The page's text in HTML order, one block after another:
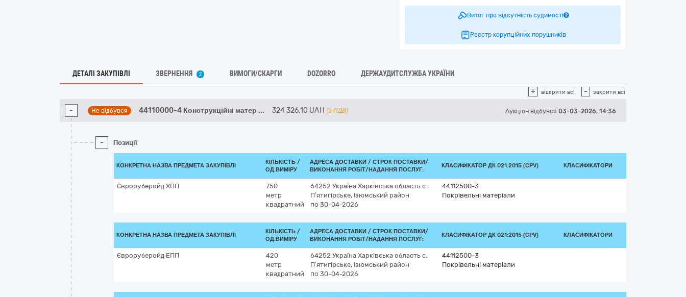
Витяг про відсутність судимості
Реєстр корупційних порушників
ДЕТАЛІ ЗАКУПІВЛІ ЗВЕРНЕННЯ 2 ВИМОГИ/СКАРГИ DOZORRO ДЕРЖАУДИТСЛУЖБА УКРАЇНИ
+ відкрити всі - закрити всі
- Не відбувся 44110000-4 Конструкційні матер ... 324 326,10 UAH (з ПДВ) Аукціон відбувся 03-03-2026, 14:36
- Позиції
КОНКРЕТНА НАЗВА ПРЕДМЕТА ЗАКУПІВЛІ
КІЛЬКІСТЬ /
ОД.ВИМІРУ
АДРЕСА ДОСТАВКИ / СТРОК ПОСТАВКИ/
ВИКОНАННЯ РОБІТ/НАДАННЯ ПОСЛУГ:
КЛАСИФІКАТОР ДК 021:2015 (CPV) КЛАСИФІКАТОРИ
Євроруберойд ХПП
750
метр
квадратний
64252 Україна Харківська область с.
П’ятигірське, Ізюмський район
по 30-04-2026
44112500-3
Покрівельні матеріали
КОНКРЕТНА НАЗВА ПРЕДМЕТА ЗАКУПІВЛІ
КІЛЬКІСТЬ /
ОД.ВИМІРУ
АДРЕСА ДОСТАВКИ / СТРОК ПОСТАВКИ/
ВИКОНАННЯ РОБІТ/НАДАННЯ ПОСЛУГ:
КЛАСИФІКАТОР ДК 021:2015 (CPV) КЛАСИФІКАТОРИ
Євроруберойд ЕПП
420
метр
квадратний
64252 Україна Харківська область с.
П’ятигірське, Ізюмський район
по 30-04-2026
44112500-3
Покрівельні матеріали